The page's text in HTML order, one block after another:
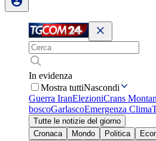
In evidenza
Mostra tuttiNascondi
Guerra IranElezioniCrans
boscoGarlascoEmergenza Clima
Tutte le notizie del giorno
Cronaca
Mondo Politica